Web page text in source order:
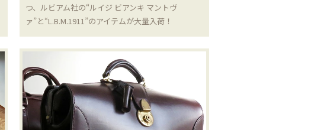
つ、ルビアム社の“ルイジ ビアンキ マントヴ
ァ”と“L.B.M.1911”のアイテムが大量入荷！